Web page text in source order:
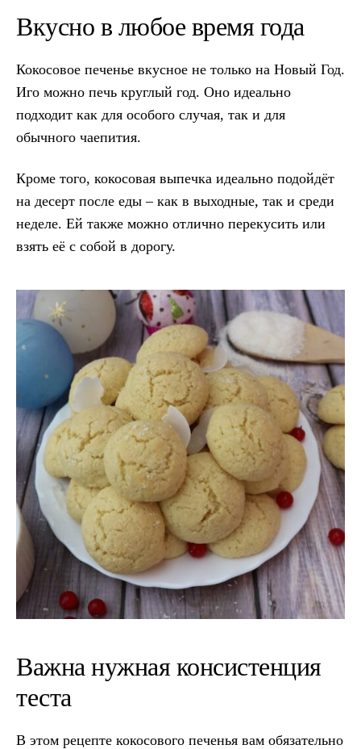
Вкусно в любое время года
Кокосовое печенье вкусное не только на Новый Год.
Иго можно печь круглый год. Оно идеально
подходит как для особого случая, так и для
обычного чаепития.
Кроме того, кокосовая выпечка идеально подойдёт
на десерт после еды – как в выходные, так и среди
неделе. Ей также можно отлично перекусить или
взять её с собой в дорогу.
Важна нужная консистенция
теста
В этом рецепте кокосового печенья вам обязательно